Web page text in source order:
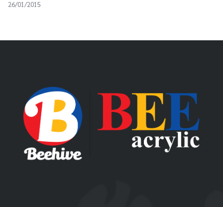
26/01/2015